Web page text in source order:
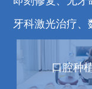
牙科激光治疗、
口腔种